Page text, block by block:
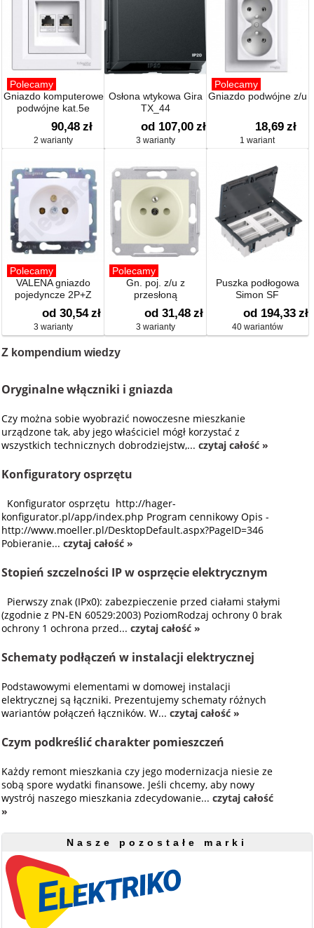
Polecamy
Gniazdo komputerowe
podwójne kat.5e
90,48 zł
2 warianty
Osłona wtykowa Gira
TX_44
od 107,00 zł
3 warianty
Polecamy
Gniazdo podwójne z/u
18,69 zł
1 wariant
Polecamy
VALENA gniazdo
pojedyncze 2P+Z
od 30,54 zł
3 warianty
Polecamy
Gn. poj. z/u z
przesłoną
od 31,48 zł
3 warianty
Puszka podłogowa
Simon SF
od 194,33 zł
40 wariantów
Z kompendium wiedzy
Oryginalne włączniki i gniazda
Czy można sobie wyobrazić nowoczesne mieszkanie
urządzone tak, aby jego właściciel mógł korzystać z
wszystkich technicznych dobrodziejstw,...czytaj całość »
Konfiguratory osprzętu
Konfigurator osprzętu http://hager-
konfigurator.pl/app/index.php Program cennikowy Opis -
http://www.moeller.pl/DesktopDefault.aspx?PageID=346
Pobieranie...czytaj całość »
Stopień szczelności IP w osprzęcie elektrycznym
Pierwszy znak (IPx0): zabezpieczenie przed ciałami stałymi
(zgodnie z PN-EN 60529:2003) PoziomRodzaj ochrony 0 brak
ochrony 1 ochrona przed...czytaj całość »
Schematy podłączeń w instalacji elektrycznej
Podstawowymi elementami w domowej instalacji
elektrycznej są łączniki. Prezentujemy schematy różnych
wariantów połączeń łączników. W...czytaj całość »
Czym podkreślić charakter pomieszczeń
Każdy remont mieszkania czy jego modernizacja niesie ze
sobą spore wydatki finansowe. Jeśli chcemy, aby nowy
wystrój naszego mieszkania zdecydowanie...czytaj całość
»
Nasze pozostałe marki